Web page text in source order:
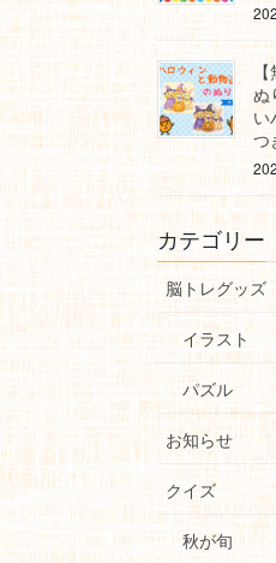
ぬ
い
つ
カテゴリー
脳トレグッズ
イラスト
パズル
お知らせ
クイズ
秋が旬